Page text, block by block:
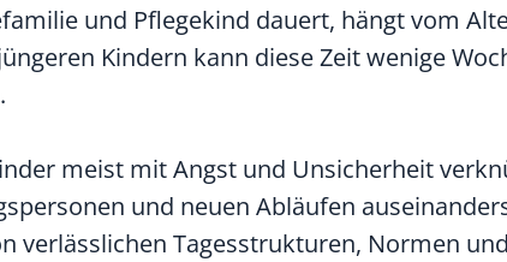
und Pflegekind dauert, hängt vom
Kindern kann diese Zeit wenige
meist mit Angst und Unsicherheit
und neuen Abläufen
verlässlichen Tagesstrukturen, Normen